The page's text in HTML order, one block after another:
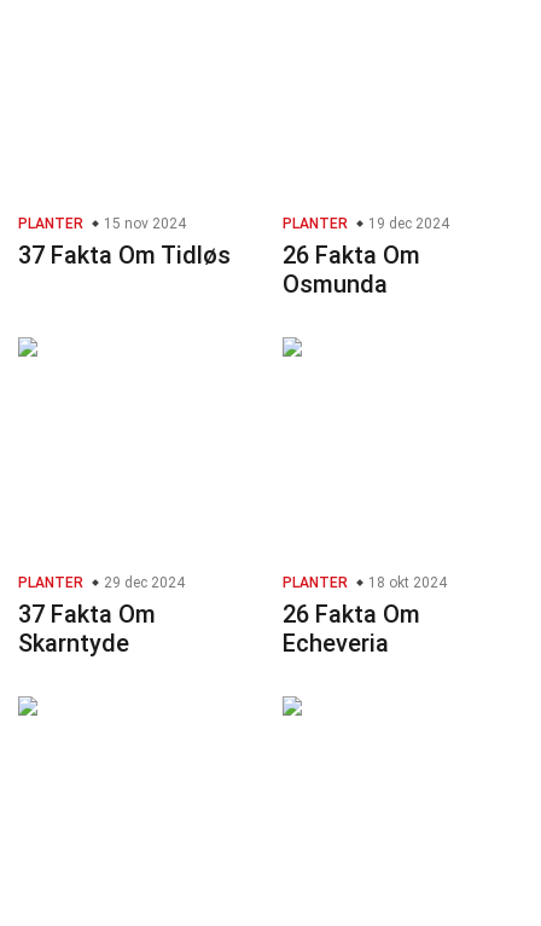
PLANTER 15 nov 2024
37 Fakta Om Tidløs
PLANTER 19 dec 2024
26 Fakta Om
Osmunda
PLANTER 29 dec 2024
37 Fakta Om
Skarntyde
PLANTER 18 okt 2024
26 Fakta Om
Echeveria